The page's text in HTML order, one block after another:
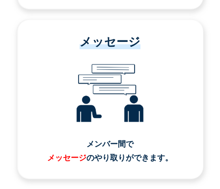
メッセージ
メンバー間で
メッセージのやり取りができます。